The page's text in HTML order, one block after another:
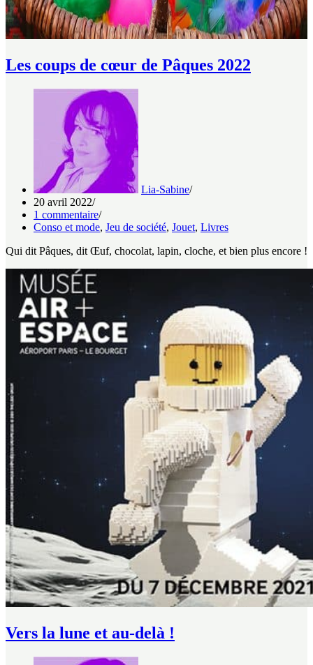
Les coups de cœur de Pâques 2022
Lia-Sabine
20 avril 2022
1 commentaire
Conso et mode, Jeu de société, Jouet, Livres
Qui dit Pâques, dit Œuf, chocolat, lapin, cloche, et bien plus encore !
Vers la lune et au-delà !